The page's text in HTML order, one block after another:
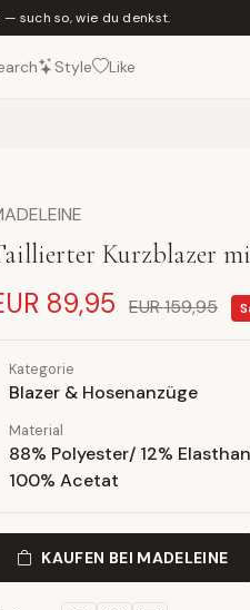
such so, wie du denkst.
Style Like
Kurzblazer
89,95 EUR 159,95
Kategorie
Blazer & Hosenanzüge
Material
88% Polyester/ 12%
100% Acetat
KAUFEN BEI MADELEINE